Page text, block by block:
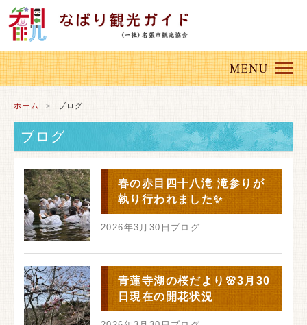
ホーム ブログ
ブログ
春の赤目四十八滝 滝参りが
執り行われました✨
2026年3月30日 ブログ
青蓮寺湖の桜だより🌸3月30
日現在の開花状況